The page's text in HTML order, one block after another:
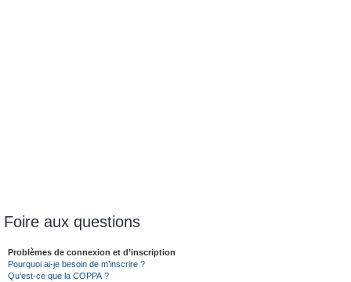
Foire aux questions
Problèmes de connexion et d’inscription
Pourquoi ai-je besoin de m’inscrire ?
Qu’est-ce que la COPPA ?